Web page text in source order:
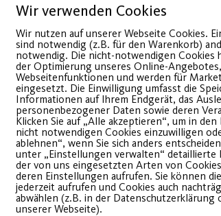
Training
Dienstag Abend im
N°1
WEITERLESEN
Wir verwenden Cookies
Wir nutzen auf unserer Webseite Cookies.
sind notwendig (z.B. für den Warenkorb)
notwendig. Die nicht-notwendigen Cookies
der Optimierung unseres Online-
Webseitenfunktionen und werden für
eingesetzt. Die Einwilligung umfasst die
Informationen auf Ihrem Endgerät, das
personenbezogener Daten sowie deren
Klicken Sie auf „Alle akzeptieren“, um in den
nicht notwendigen Cookies einzuwilligen
ablehnen“, wenn Sie sich anders
unter „Einstellungen verwalten“ detaillierte
der von uns eingesetzten Arten von
deren Einstellungen aufrufen. Sie können
jederzeit aufrufen und Cookies auch
abwählen (z.B. in der Datenschutzerklärung
unserer Webseite).